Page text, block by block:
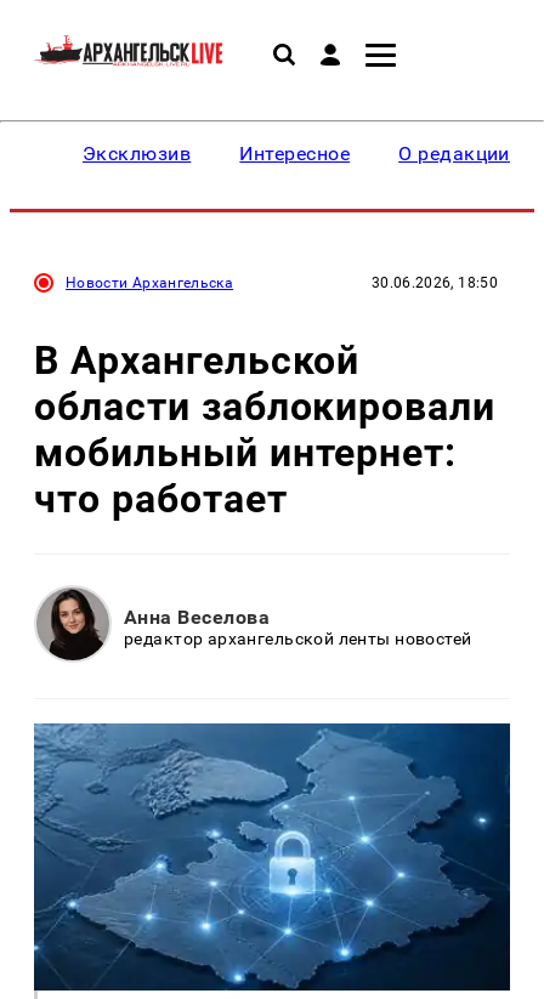
Эксклюзив Интересное О редакции
Новости Архангельска 30.06.2026, 18:50
В Архангельской
области заблокировали
мобильный интернет:
что работает
Анна Веселова
редактор архангельской ленты новостей